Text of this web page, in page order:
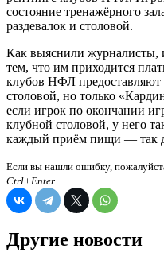
состояние тренажёрного
раздевалок и столовой.
Как выяснили журналисты,
тем, что им приходится
клубов НФЛ предоставляют
столовой, но только
если игрок по окончании
клубной столовой, у него
каждый приём пищи — так
Если вы нашли ошибку,
Ctrl+Enter.
Другие новости